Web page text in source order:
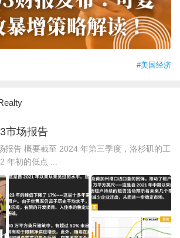
#美国经济
市场报告
报告 概要截至 2024 年第三季度，洛杉矶的工
年初的低点 ...